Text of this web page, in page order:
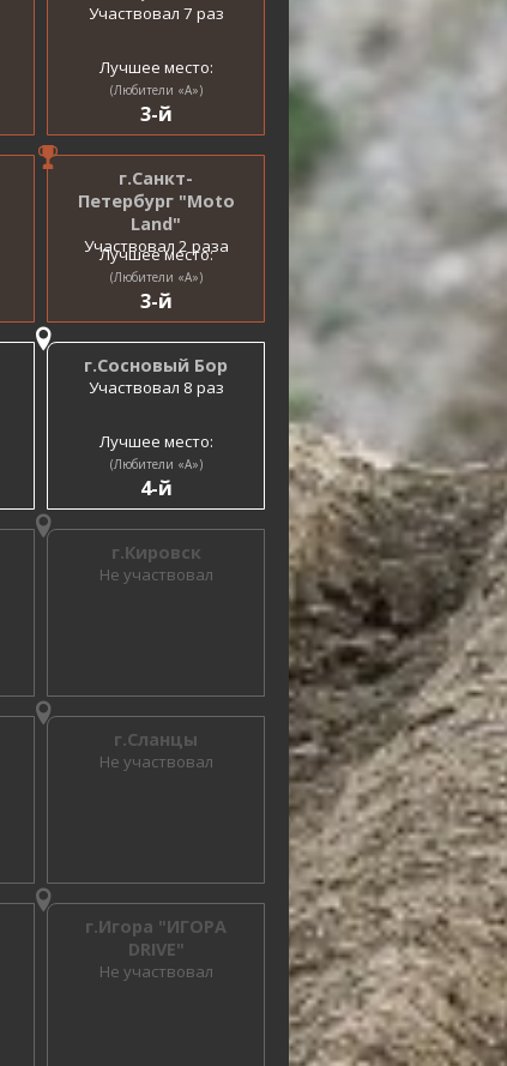
Участвовал 7 раз
Лучшее место:
(Любители «A»)
3-й
г.Санкт-
Петербург "Moto
Land"
Участвовал 2 раза
Лучшее место:
(Любители «A»)
3-й
г.Сосновый Бор
Участвовал 8 раз
Лучшее место:
(Любители «A»)
4-й
г.Кировск
Не участвовал
г.Сланцы
Не участвовал
г.Игора "ИГОРА
DRIVE"
Не участвовал